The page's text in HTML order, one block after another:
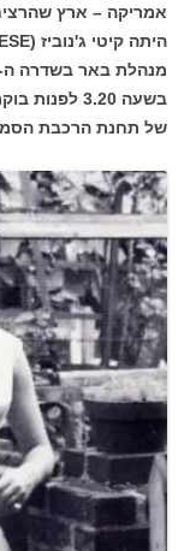
אמריקה – ארץ
בשעה 3.20
של תחנת הרכבת